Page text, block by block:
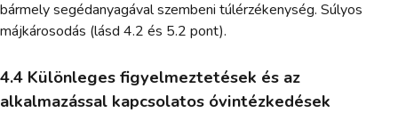
bármely segédanyagával szembeni túlérzékenység. Súlyos
májkárosodás (lásd 4.2 és 5.2 pont).
4.4 Különleges figyelmeztetések és az
alkalmazással kapcsolatos óvintézkedések